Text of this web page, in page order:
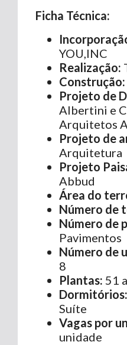
Ficha Técnica:
YOU,INC
Realização:
Construção:
Projeto de
Albertini e
Arquitetos
Projeto de
Arquitetura
Projeto
Abbud
Área do
Número de
Número de
Pavimentos
Número de
8
Plantas: 51
Dormitórios:
Suíte
Vagas por
unidade